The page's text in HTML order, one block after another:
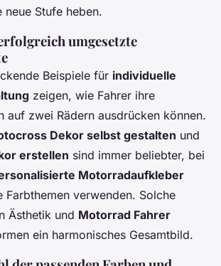
neue Stufe heben.
umgesetzte
Beispiele für individuelle
zeigen, wie Fahrer ihre
auf zwei Rädern ausdrücken können.
Dekor selbst gestalten und
erstellen sind immer beliebter, bei
Motorradaufkleber
Farbthemen verwenden. Solche
Ästhetik und Motorrad Fahrer
ein harmonisches Gesamtbild.